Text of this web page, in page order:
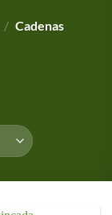
/ Cadenas